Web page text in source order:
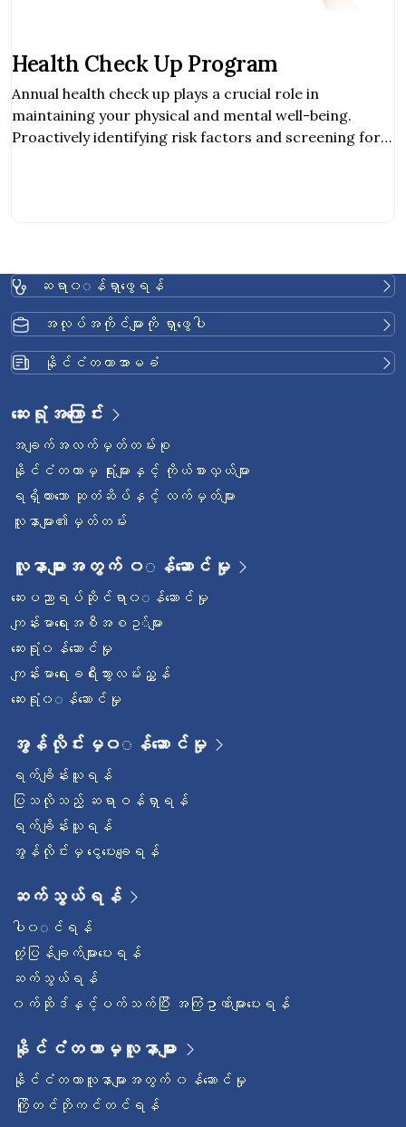
Health Check Up Program
Annual health check up plays a crucial role in
maintaining your physical and mental well-being.
Proactively identifying risk factors and screening for
ဆရာ၀◌န်ရှာဖွေရန်
အလုပ်အကိုင်များကို ရှာဖွေပါ
နိုင်ငံတကာအာမခံ
ဆေးရုံအကြောင်း
အချက်အလက်မှတ်တမ်းစု
နိုင်ငံတကာမှ ရုံးများနှင့် ကိုယ်စားလှယ်များ
ရရှိထားသော ဆုတံဆိပ်နှင့် လက်မှတ်များ
လူနာများ၏မှတ်တမ်း
လူနာများအတွက် ၀◌န်ဆောင်မှု
ဆေးပညာရပ်ဆိုင်ရာ၀◌န်ဆောင်မှု
ကျန်းမာရေးအစီအစဥ◌်များ
ဆေးရုံ၀န်ဆောင်မှု
ကျန်းမာရေးခရီးသွားလမ်းညွှန်
ဆေးရုံ၀◌န်ဆောင်မှု
အွန်လိုင်းမှ၀◌န်ဆောင်မှု
ရက်ချိန်းယူရန်
ပြသလိုသည့် ဆရာဝန်ရှာရန်
ရက်ချိန်းယူရန်
အွန်လိုင်းမှ ငွေပေးချေရန်
ဆက်သွယ်ရန်
ပါ၀◌င်ရန်
တုံ့ပြန်ချက်များပေးရန်
ဆက်သွယ်ရန်
၀က်ဆိုဒ်နှင့်ပက်သက်ပြီး အကြံဥာဏ်များပေးရန်
နိုင်ငံတကာမှလူနာများ
နိုင်ငံတကာလူနာများအတွက် ၀န်ဆောင်မှု
ကြိုတင်ဘိုကင်တင်ရန်